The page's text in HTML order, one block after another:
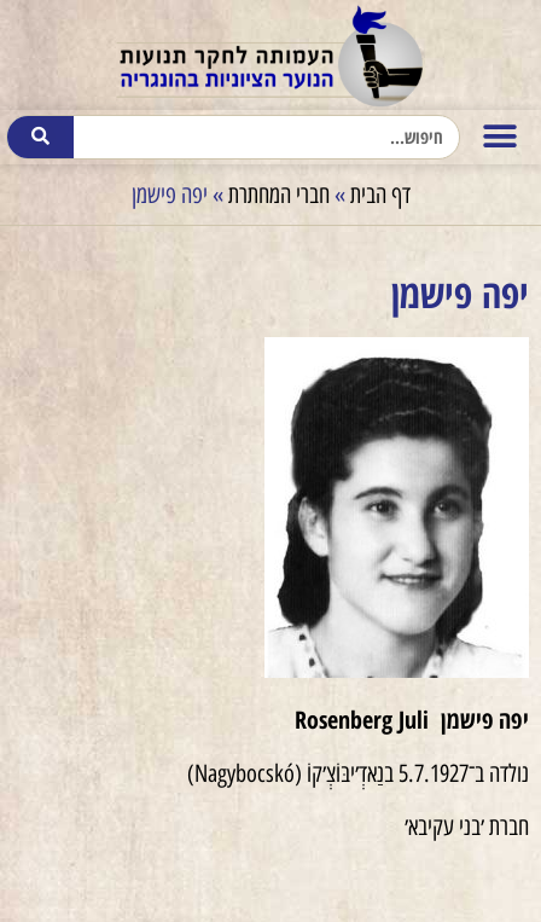
דף הבית»חברי המחתרת» יפה פישמן
יפה פישמן
יפה פישמן Rosenberg Juli
נולדה ב־5.7.1927 בנַאדְ׳יבּוֹצְ׳קוֹ (Nagybocskó)
חברת ׳בני עקיבא׳